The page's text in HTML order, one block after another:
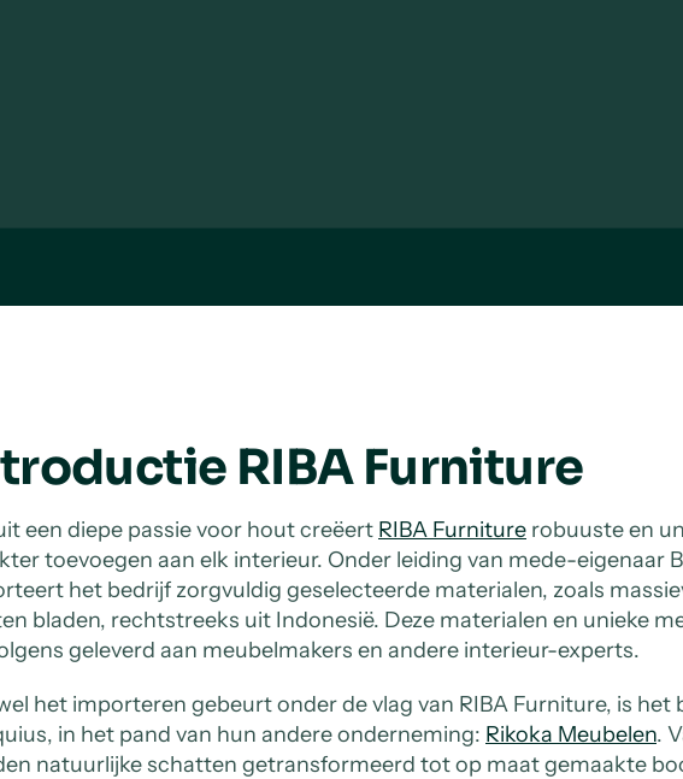
RIBA Furniture
een diepe passie voor hout creëert RIBA Furniture robuuste en
toevoegen aan elk interieur. Onder leiding van mede-eigenaar
het bedrijf zorgvuldig geselecteerde materialen, zoals
bladen, rechtstreeks uit Indonesië. Deze materialen en unieke
geleverd aan meubelmakers en andere interieur-experts.
het importeren gebeurt onder de vlag van RIBA Furniture, is het
in het pand van hun andere onderneming: Rikoka Meubelen.
natuurlijke schatten getransformeerd tot op maat gemaakte